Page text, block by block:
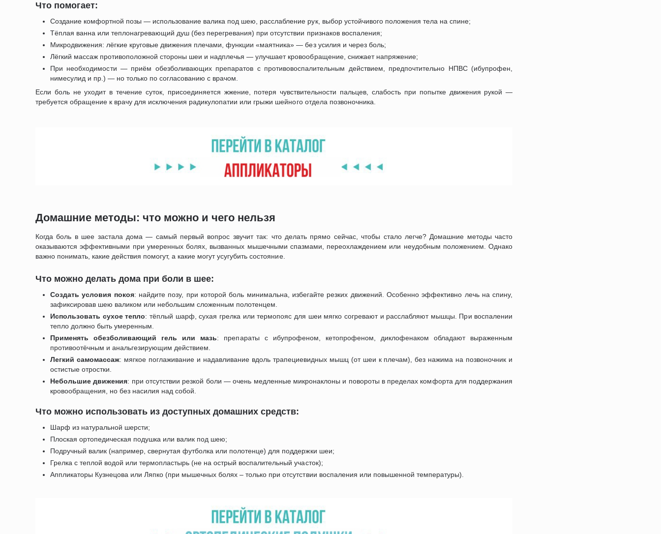
Что помогает:
Создание комфортной позы — использование валика под шею, расслабление рук, выбор устойчивого положения тела на спине;
Тёплая ванна или теплонагревающий душ (без перегревания) при отсутствии признаков воспаления;
Микродвижения: лёгкие круговые движения плечами, функции «маятника» — без усилия и через боль;
Лёгкий массаж противоположной стороны шеи и надплечья — улучшает кровообращение, снижает напряжение;
При необходимости — приём обезболивающих препаратов с противовоспалительным действием, предпочтительно НПВС (ибупрофен,
нимесулид и пр.) — но только по согласованию с врачом.
Если боль не уходит в течение суток, присоединяется жжение, потеря чувствительности пальцев, слабость при попытке движения рукой —
требуется обращение к врачу для исключения радикулопатии или грыжи шейного отдела позвоночника.
Домашние методы: что можно и чего нельзя
Когда боль в шее застала дома — самый первый вопрос звучит так: что делать прямо сейчас, чтобы стало легче? Домашние методы часто
оказываются эффективными при умеренных болях, вызванных мышечными спазмами, переохлаждением или неудобным положением. Однако
важно понимать, какие действия помогут, а какие могут усугубить состояние.
Что можно делать дома при боли в шее:
Создать условия покоя: найдите позу, при которой боль минимальна, избегайте резких движений. Особенно эффективно лечь на спину,
зафиксировав шею валиком или небольшим сложенным полотенцем.
Использовать сухое тепло: тёплый шарф, сухая грелка или термопояс для шеи мягко согревают и расслабляют мышцы. При воспалении
тепло должно быть умеренным.
Применять обезболивающий гель или мазь: препараты с ибупрофеном, кетопрофеном, диклофенаком обладают выраженным
противоотёчным и анальгезирующим действием.
Легкий самомассаж: мягкое поглаживание и надавливание вдоль трапециевидных мышц (от шеи к плечам), без нажима на позвоночник и
остистые отростки.
Небольшие движения: при отсутствии резкой боли — очень медленные микронаклоны и повороты в пределах комфорта для поддержания
кровообращения, но без насилия над собой.
Что можно использовать из доступных домашних средств:
Шарф из натуральной шерсти;
Плоская ортопедическая подушка или валик под шею;
Подручный валик (например, свернутая футболка или полотенце) для поддержки шеи;
Грелка с теплой водой или термопластырь (не на острый воспалительный участок);
Аппликаторы Кузнецова или Ляпко (при мышечных болях – только при отсутствии воспаления или повышенной температуры).